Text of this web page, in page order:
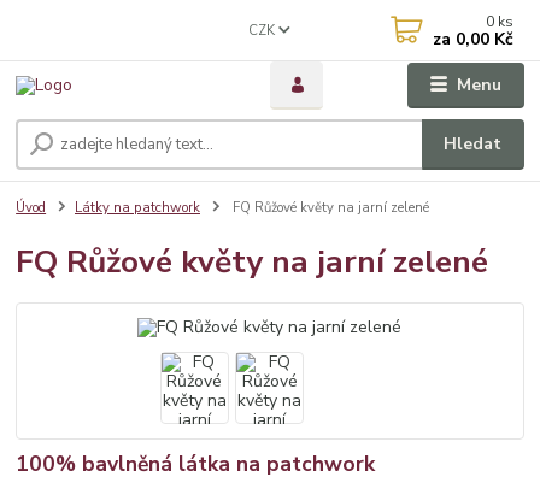
Menu
CZK
Hledat
0 ks
za 0,00 Kč
Úvod Látky na patchwork FQ Růžové květy na jarní zelené
FQ Růžové květy na jarní zelené
100% bavlněná látka na patchwork